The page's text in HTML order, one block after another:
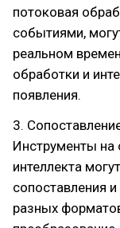
потоковая
событиями,
реальном
обработки и
появления.
3.
Инструменты на
интеллекта
сопоставления
разных